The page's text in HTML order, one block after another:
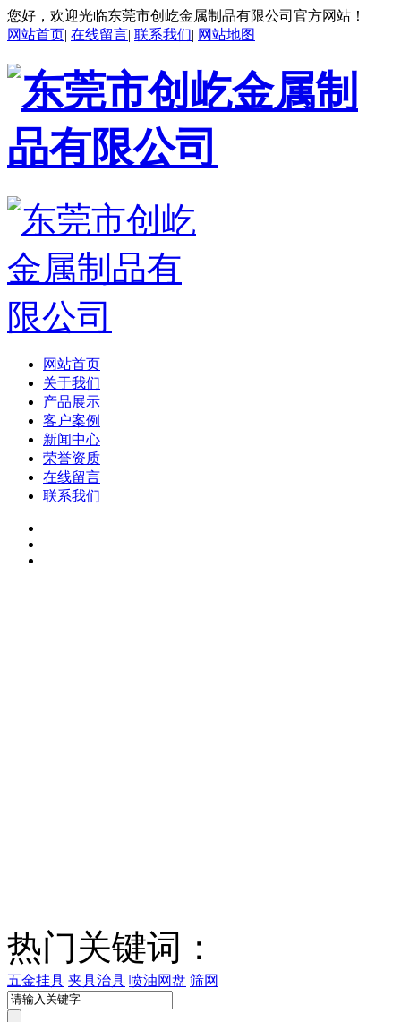
您好，欢迎光临东莞市创屹金属制品有限公司官方网站！
网站首页| 在线留言| 联系我们| 网站地图
网站首页
关于我们
产品展示
客户案例
新闻中心
荣誉资质
在线留言
联系我们
热门关键词：
五金挂具 夹具治具 喷油网盘 筛网